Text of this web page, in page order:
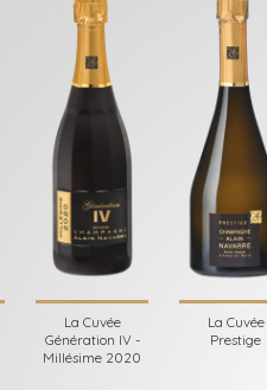
La Cuvée
Génération IV -
Millésime 2020
La Cuvée
Prestige